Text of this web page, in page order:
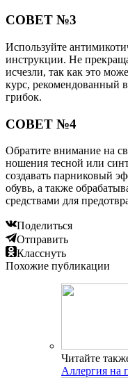
СОВЕТ №3
Используйте
инструкции. Не
исчезли, так как это
курс, рекомендованный
грибок.
СОВЕТ №4
Обратите внимание на
ношения тесной или
создавать парниковый
обувь, а также
средствами для
Поделиться
Отправить
Класснуть
Похожие публикации
Читайте
Аллергия на